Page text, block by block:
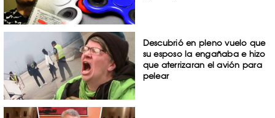
Descubrió en pleno vuelo que
su esposo la engañaba e hizo
que aterrizaran el avión para
pelear